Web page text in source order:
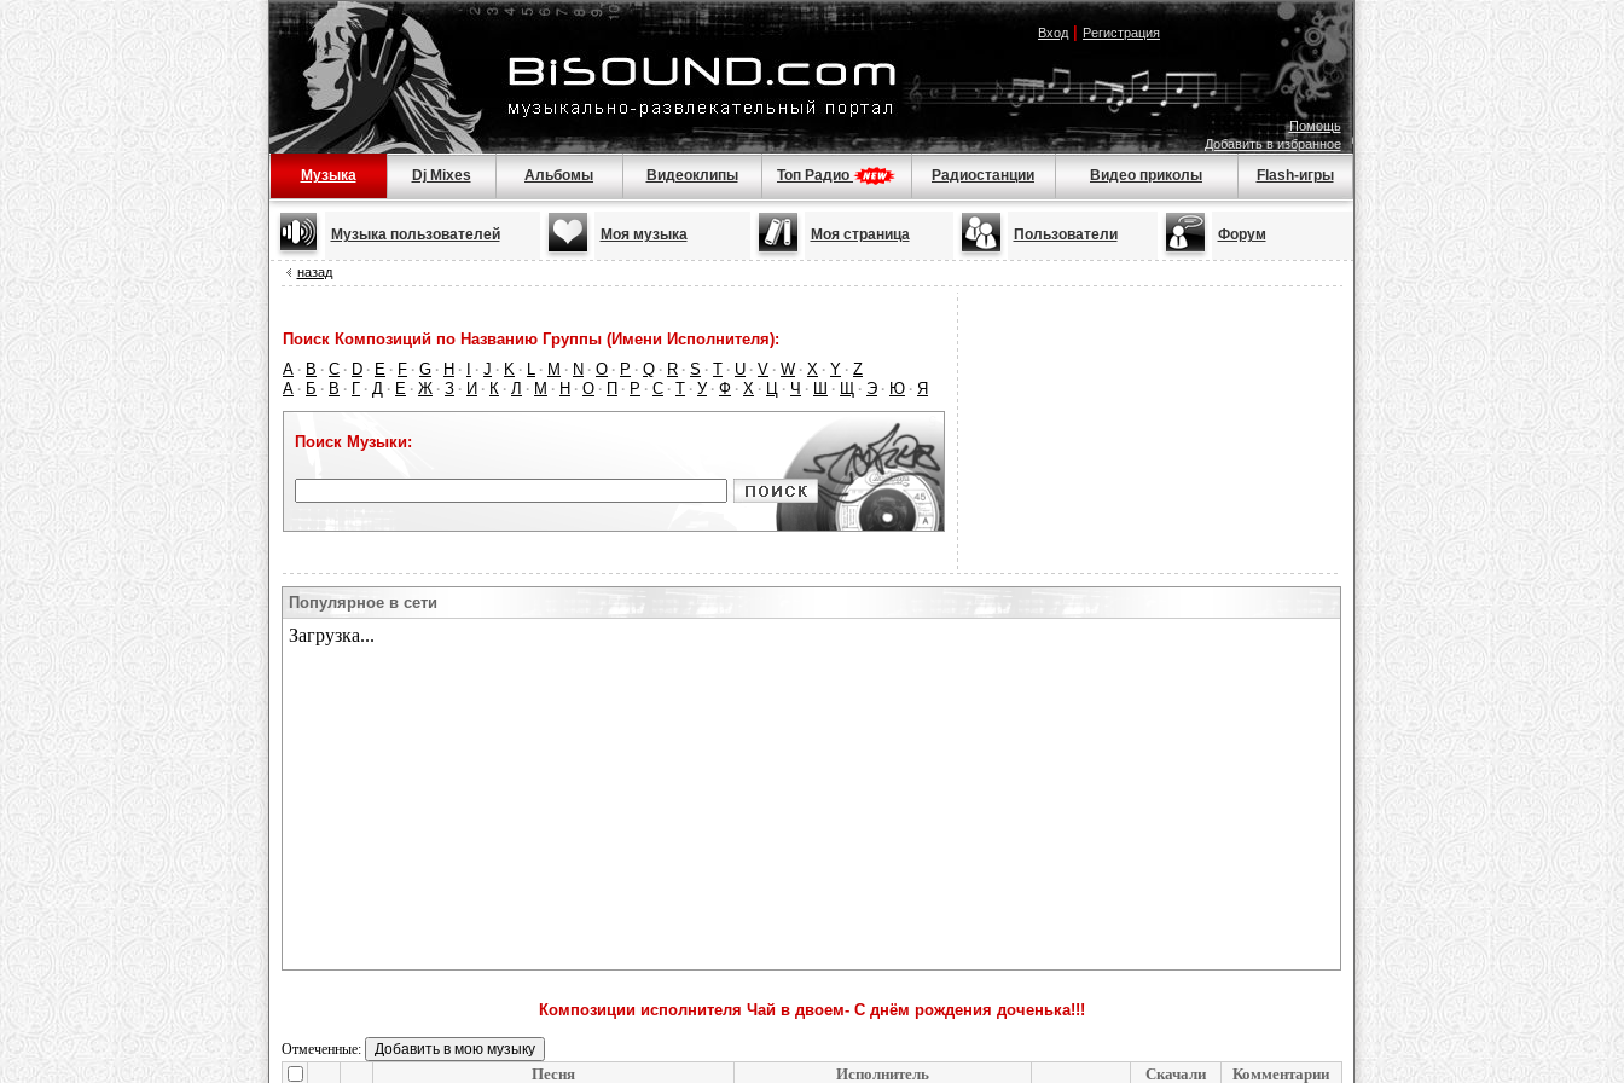
Вход| Регистрация
Помощь
Добавить в избранное
Музыка Dj Mixes Альбомы Видеоклипы Топ Радио Радиостанции Видео приколы Flash-игры
Музыка пользователей Моя музыка Моя страница Пользователи Форум
назад
Поиск Композиций по Названию Группы (Имени Исполнителя):
A · B · C · D · E · F · G · H · · J · K · L · M · N · O · P · Q · R · S · T · U · V · W · X · Y · Z
А · Б · В · Г · Д · Е · Ж · З · И · К · Л · М · Н · О · П · Р · С · Т · У · Ф · Х · Ц · Ч · Ш · Щ · Э · Ю · Я
Поиск Музыки:
Популярное в сети
Композиции исполнителя Чай в двоем- С днём рождения доченька!!!
Отмеченные:
Песня Исполнитель Скачали Комментарии